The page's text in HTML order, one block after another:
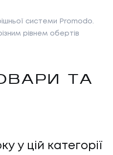
системи Promodo.
рівнем обертів
ТА
у цій категорії